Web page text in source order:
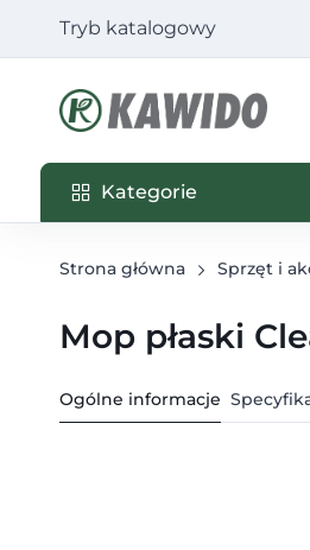
Tryb katalogowy
Kategorie
Kategorie
Strona główna Sprzęt i
Mop płaski
Ogólne informacje